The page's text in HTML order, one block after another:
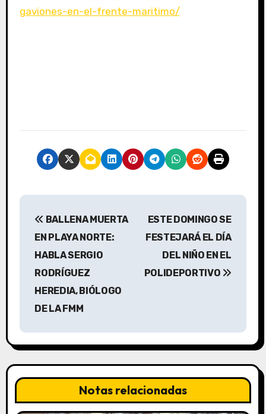
gaviones-en-el-frente-maritimo/
N
a
c
i
ó
BALLENA MUERTA
EN PLAYA NORTE:
HABLA SERGIO
RODRÍGUEZ
HEREDIA, BIÓLOGO
DE LA FMM
ESTE DOMINGO SE
FESTEJARÁ EL DÍA
DEL NIÑO EN EL
POLIDEPORTIVO
Notas relacionadas